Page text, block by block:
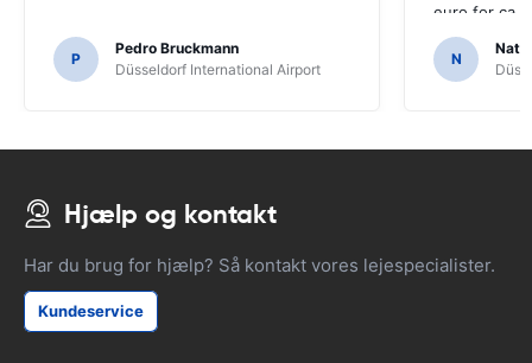
P
Pedro Bruckmann
Düsseldorf International Airport
euro for ca.
på denne
kun 400 km,
Global
N
Hjælp og kontakt
Har du brug for hjælp? Så kontakt vores lejespecialister.
Kundeservice